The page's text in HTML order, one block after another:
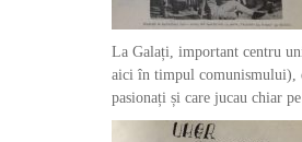
La Galați, important centru
aici în timpul comunismului),
pasionați și care jucau chiar